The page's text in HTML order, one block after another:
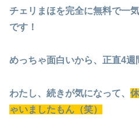
チェリまほを完全に無料で一
です！
めっちゃ面白いから、正直4週
わたし、続きが気になって、
ゃいましたもん（笑）